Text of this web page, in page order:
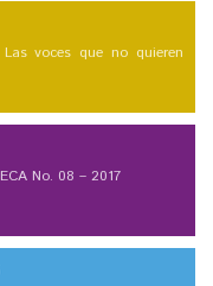
Las voces que no quieren
No. 08 – 2017